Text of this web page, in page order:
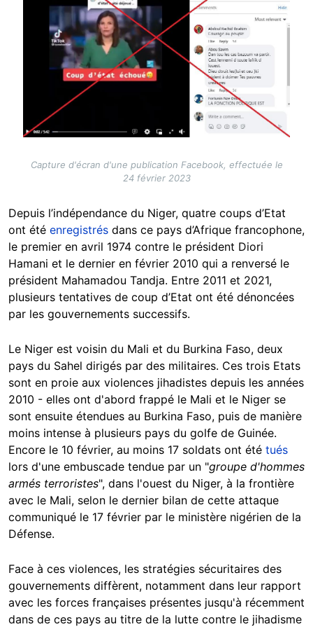
Capture d'écran d'une publication Facebook, effectuée le
24 février 2023
Depuis l’indépendance du Niger, quatre coups d’Etat
ont été enregistrés dans ce pays d’Afrique francophone,
le premier en avril 1974 contre le président Diori
Hamani et le dernier en février 2010 qui a renversé le
président Mahamadou Tandja. Entre 2011 et 2021,
plusieurs tentatives de coup d’Etat ont été dénoncées
par les gouvernements successifs.
Le Niger est voisin du Mali et du Burkina Faso, deux
pays du Sahel dirigés par des militaires. Ces trois Etats
sont en proie aux violences jihadistes depuis les années
2010 - elles ont d'abord frappé le Mali et le Niger se
sont ensuite étendues au Burkina Faso, puis de manière
moins intense à plusieurs pays du golfe de Guinée.
Encore le 10 février, au moins 17 soldats ont été tués
lors d'une embuscade tendue par un "groupe d'hommes
armés terroristes", dans l'ouest du Niger, à la frontière
avec le Mali, selon le dernier bilan de cette attaque
communiqué le 17 février par le ministère nigérien de la
Défense.
Face à ces violences, les stratégies sécuritaires des
gouvernements diffèrent, notamment dans leur rapport
avec les forces françaises présentes jusqu'à récemment
dans de ces pays au titre de la lutte contre le jihadisme